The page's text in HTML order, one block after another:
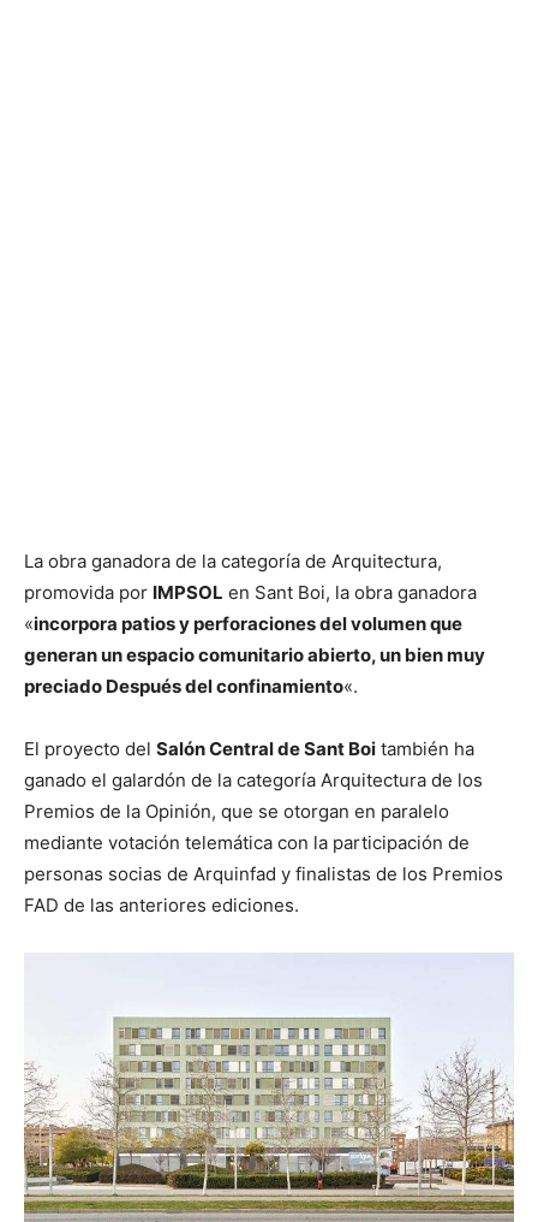
La obra ganadora de la categoría de Arquitectura,
promovida por IMPSOL en Sant Boi, la obra ganadora
«incorpora patios y perforaciones del volumen que
generan un espacio comunitario abierto, un bien muy
preciado Después del confinamiento«.
El proyecto del Salón Central de Sant Boi también ha
ganado el galardón de la categoría Arquitectura de los
Premios de la Opinión, que se otorgan en paralelo
mediante votación telemática con la participación de
personas socias de Arquinfad y finalistas de los Premios
FAD de las anteriores ediciones.